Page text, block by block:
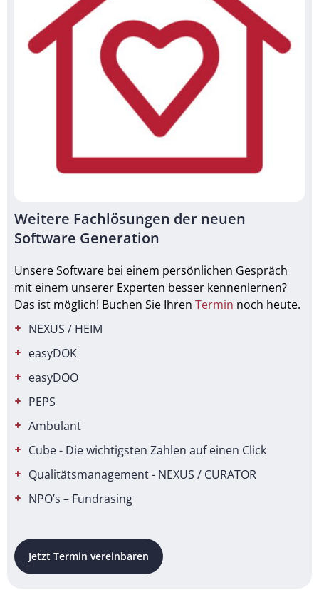
Weitere Fachlösungen der neuen
Software Generation
Unsere Software bei einem persönlichen Gespräch
mit einem unserer Experten besser kennenlernen?
Das ist möglich! Buchen Sie Ihren Termin noch heute.
NEXUS / HEIM
easyDOK
easyDOO
PEPS
Ambulant
Cube - Die wichtigsten Zahlen auf einen Click
Qualitätsmanagement - NEXUS / CURATOR
NPO’s – Fundrasing
Jetzt Termin vereinbaren